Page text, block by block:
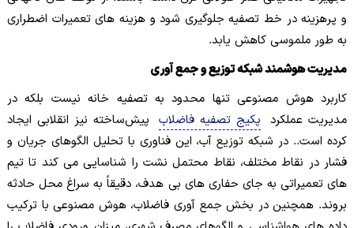
و پرهزینه در خط تصفیه جلوگیری شود و هزینه های تعمیرات اضطراری
به طور ملموسی کاهش یابد.
مدیریت هوشمند شبکه توزیع و جمع آوری
کاربرد هوش مصنوعی تنها محدود به تصفیه خانه نیست بلکه در
مدیریت عملکرد پکیج تصفیه فاضلاب پیش‌ساخته نیز انقلابی ایجاد
کرده است.. در شبکه توزیع آب، این فناوری با تحلیل الگوهای جریان و
فشار در نقاط مختلف، نقاط محتمل نشت را شناسایی می کند تا تیم
های تعمیراتی به جای حفاری های بی هدف، دقیقاً به سراغ محل حادثه
بروند. همچنین در بخش جمع آوری فاضلاب، هوش مصنوعی با ترکیب